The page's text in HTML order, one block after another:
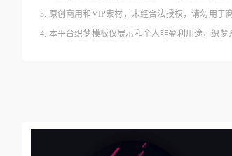
3. 原创商用和VIP素材，未经合法授权，请勿用于
4. 本平台织梦模板仅展示和个人非盈利用途，织梦